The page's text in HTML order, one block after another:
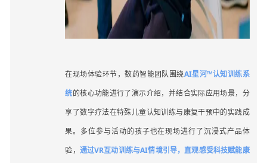
在现场体验环节，数药智能团队围绕AI星河™认知训练系
统的核心功能进行了演示介绍，并结合实际应用场景，分
享了数字疗法在特殊儿童认知训练与康复干预中的实践成
果。多位参与活动的孩子也在现场进行了沉浸式产品体
验， 通过VR互动训练与AI情境引导，直观感受科技赋能康